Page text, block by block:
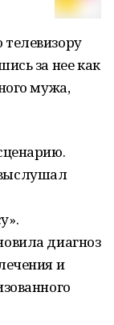
за нее как
мужа,
диагноз
и